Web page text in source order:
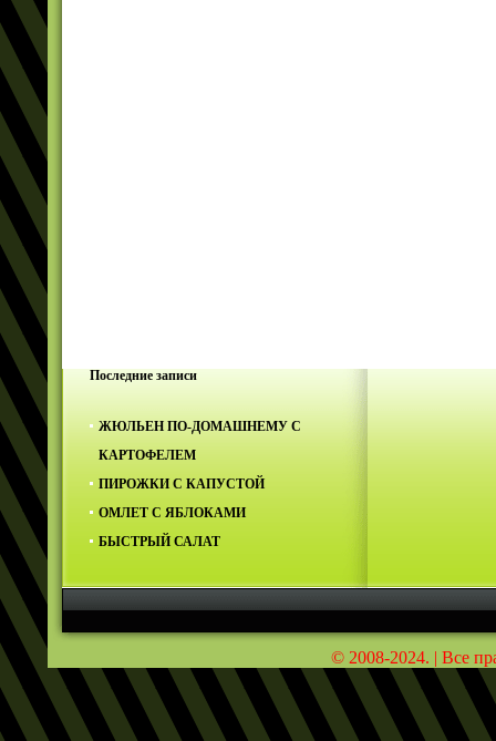
Последние записи
ЖЮЛЬЕН ПО-ДОМАШНЕМУ С
КАРТОФЕЛЕМ
ПИРОЖКИ С КАПУСТОЙ
ОМЛЕТ С ЯБЛОКАМИ
БЫСТРЫЙ САЛАТ
© 2008-2024. | Все